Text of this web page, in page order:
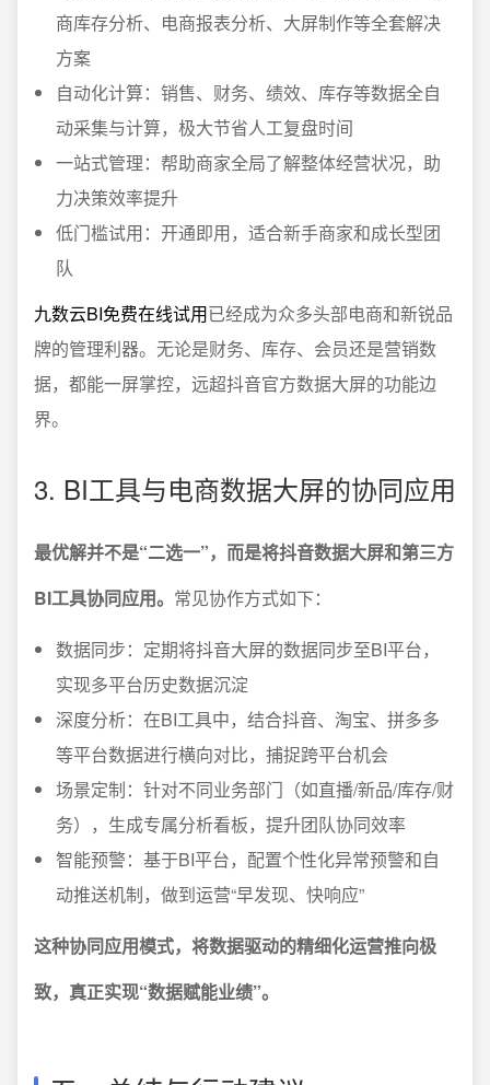
商库存分析、电商报表分析、大屏制作等全套解决
方案
自动化计算：销售、财务、绩效、库存等数据全自
动采集与计算，极大节省人工复盘时间
一站式管理：帮助商家全局了解整体经营状况，助
力决策效率提升
低门槛试用：开通即用，适合新手商家和成长型团
队
九数云BI免费在线试用已经成为众多头部电商和新锐品
牌的管理利器。无论是财务、库存、会员还是营销数
据，都能一屏掌控，远超抖音官方数据大屏的功能边
界。
3. BI工具与电商数据大屏的协同应用
最优解并不是“二选一”，而是将抖音数据大屏和第三方
BI工具协同应用。 常见协作方式如下：
数据同步：定期将抖音大屏的数据同步至BI平台，
实现多平台历史数据沉淀
深度分析：在BI工具中，结合抖音、淘宝、拼多多
等平台数据进行横向对比，捕捉跨平台机会
场景定制：针对不同业务部门（如直播/新品/库存/财
务），生成专属分析看板，提升团队协同效率
智能预警：基于BI平台，配置个性化异常预警和自
动推送机制，做到运营“早发现、快响应”
这种协同应用模式，将数据驱动的精细化运营推向极
致，真正实现“数据赋能业绩”。